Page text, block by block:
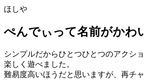
ほしや
ぺんでぃって名前がかわ
シンプルだからひとつひとつのアクショ
楽しく遊べました。
難易度高いほうだと思いますが、再チ